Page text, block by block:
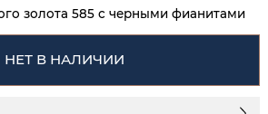
золота 585 с черными фианитами
НЕТ В НАЛИЧИИ